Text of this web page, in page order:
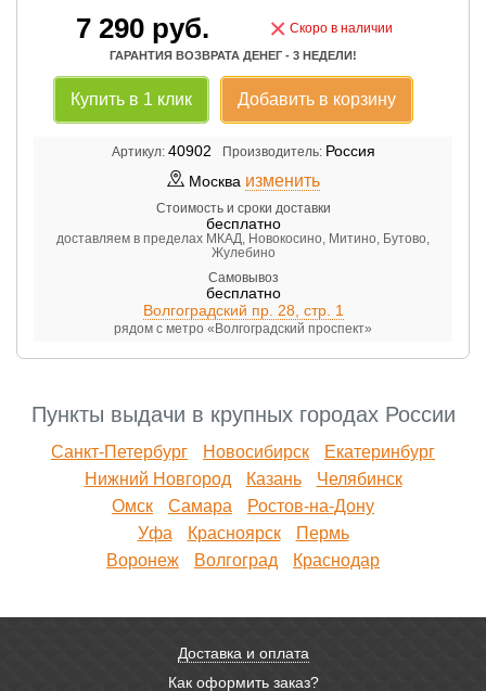
7 290руб. × Скоро в наличии
ГАРАНТИЯ ВОЗВРАТА ДЕНЕГ - 3 НЕДЕЛИ!
Купить в 1 клик Добавить в корзину
Артикул: 40902 Производитель: Россия
Москва изменить
Стоимость и сроки доставки
бесплатно
доставляем в пределах МКАД, Новокосино, Митино, Бутово,
Жулебино
Самовывоз
бесплатно
Волгоградский пр. 28, стр. 1
рядом с метро «Волгоградский проспект»
Пункты выдачи в крупных городах России
Санкт-Петербург Новосибирск
Екатеринбург
Нижний Новгород
Казань
Челябинск
Омск
Самара
Ростов-на-Дону
Уфа
Красноярск
Пермь
Воронеж
Волгоград Краснодар
Доставка и оплата
Как оформить заказ?